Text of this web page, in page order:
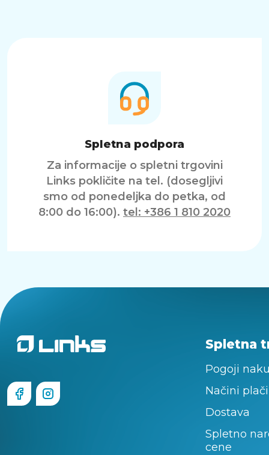
Spletna podpora
Za informacije o spletni trgovini
Links pokličite na tel. (dosegljivi
smo od ponedeljka do petka, od
8:00 do 16:00). tel: +386 1 810 2020
Spletna
Pogoji
Načini
Dostava
Spletno
cene